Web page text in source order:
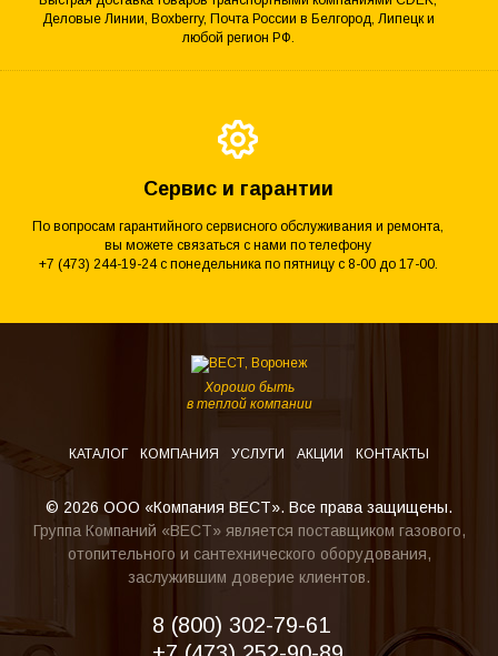
Деловые Линии, Boxberry, Почта России в Белгород, Липецк и
любой регион РФ.
Сервис и гарантии
По вопросам гарантийного сервисного обслуживания и ремонта,
вы можете связаться с нами по телефону
+7 (473) 244-19-24 с понедельника по пятницу с 8-00 до 17-00.
Хорошо быть
в теплой компании
КАТАЛОГ КОМПАНИЯ УСЛУГИ АКЦИИ КОНТАКТЫ
© 2026 ООО «Компания ВЕСТ». Все права защищены.
Группа Компаний «ВЕСТ» является поставщиком газового,
отопительного и сантехнического оборудования,
заслужившим доверие клиентов.
8 (800) 302-79-61